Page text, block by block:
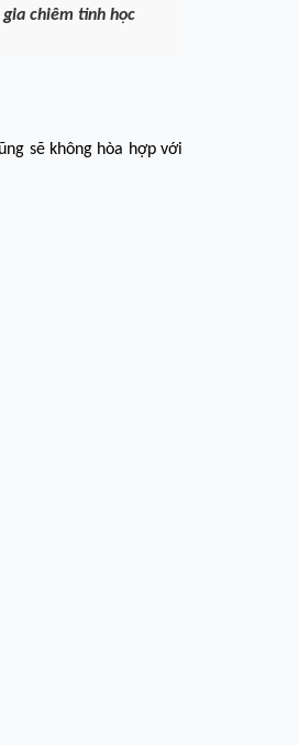
gia chiêm tinh học
sẽ không hòa hợp với